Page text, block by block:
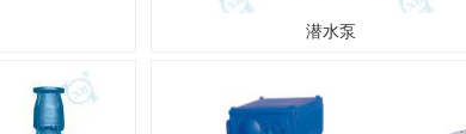
潜水泵